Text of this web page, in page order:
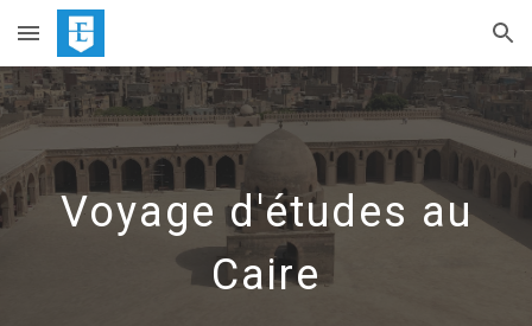
Skip to main content Skip to navigation
Voyage d'études au
Caire